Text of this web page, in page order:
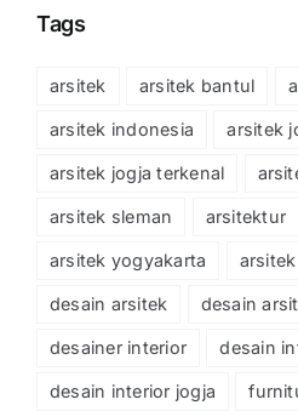
Tags
arsitek arsitek bantul
arsitek indonesia arsitek
arsitek jogja terkenal
arsitek sleman arsitektur
arsitek yogyakarta
desain arsitek desain
desainer interior desain
desain interior jogja